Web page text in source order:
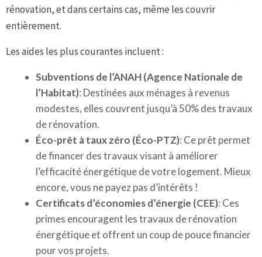
rénovation, et dans certains cas, même les couvrir
entièrement.
Les aides les plus courantes incluent :
Subventions de l’ANAH (Agence Nationale de
l’Habitat): Destinées aux ménages à revenus
modestes, elles couvrent jusqu’à 50% des travaux
de rénovation.
Éco-prêt à taux zéro (Éco-PTZ): Ce prêt permet
de financer des travaux visant à améliorer
l’efficacité énergétique de votre logement. Mieux
encore, vous ne payez pas d’intérêts !
Certificats d’économies d’énergie (CEE): Ces
primes encouragent les travaux de rénovation
énergétique et offrent un coup de pouce financier
pour vos projets.